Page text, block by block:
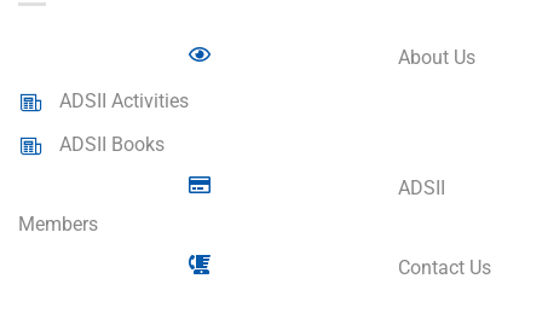
About Us
ADSII Activities
ADSII Books
ADSII
Members
Contact Us